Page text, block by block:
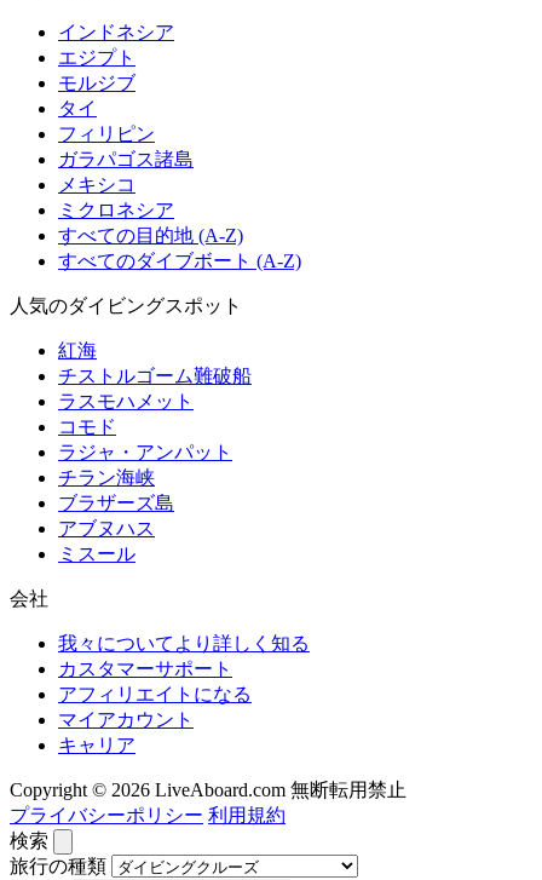
インドネシア
エジプト
モルジブ
タイ
フィリピン
ガラパゴス諸島
メキシコ
ミクロネシア
すべての目的地 (A-Z)
すべてのダイブボート (A-Z)
人気のダイビングスポット
紅海
チストルゴーム難破船
ラスモハメット
コモド
ラジャ・アンパット
チラン海峡
ブラザーズ島
アブヌハス
ミスール
会社
我々についてより詳しく知る
カスタマーサポート
アフィリエイトになる
マイアカウント
キャリア
Copyright © 2026 LiveAboard.com 無断転用禁止
プライバシーポリシー 利用規約
検索
旅行の種類